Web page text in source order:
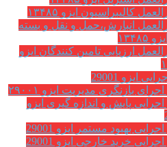
کالیبراسیون ایزو ۱۳۴۸۵
انبارش،حمل و نقل و بسته
ارزیابی تامین کنندگان ایزو
ایزو 29001
بازنگری مدیریت ایزو ۲۹۰۰۱
پایش و اندازه گیری ایزو
بهبود مستمر ایزو 29001
خرید خارجی ایزو 29001